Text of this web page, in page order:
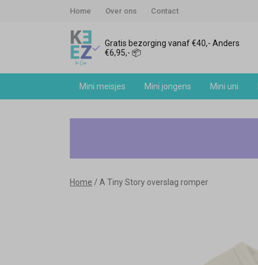
Home Over ons Contact
Gratis bezorging vanaf €40,- Anders
€6,95,- 📦
Mini meisjes Mini jongens Mini uni
overslag
Home A Tiny Story overslag romper